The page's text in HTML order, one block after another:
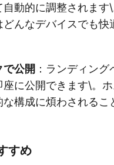
動的に調整されます
どんなデバイスでも快
で公開 ：ランディン
座に公開できます\。
な構成に煩わされるこ
すめ